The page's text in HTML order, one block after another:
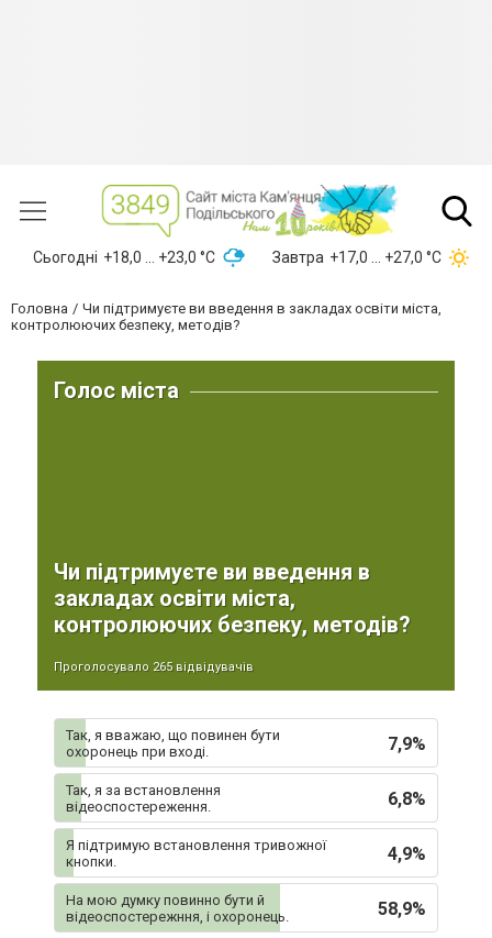
Сьогодні +18,0 ... +23,0 °С Завтра +17,0 ... +27,0 °С
Головна
Чи підтримуєте ви введення в закладах освіти міста,
контролюючих безпеку, методів?
Голос міста
Чи підтримуєте ви введення в
закладах освіти міста,
контролюючих безпеку, методів?
Проголосувало 265 відвідувачів
7,9%
Так, я вважаю, що повинен бути
охоронець при вході.
6,8%
Так, я за встановлення
відеоспостереження.
4,9%
Я підтримую встановлення тривожної
кнопки.
58,9%
На мою думку повинно бути й
відеоспостережння, і охоронець.